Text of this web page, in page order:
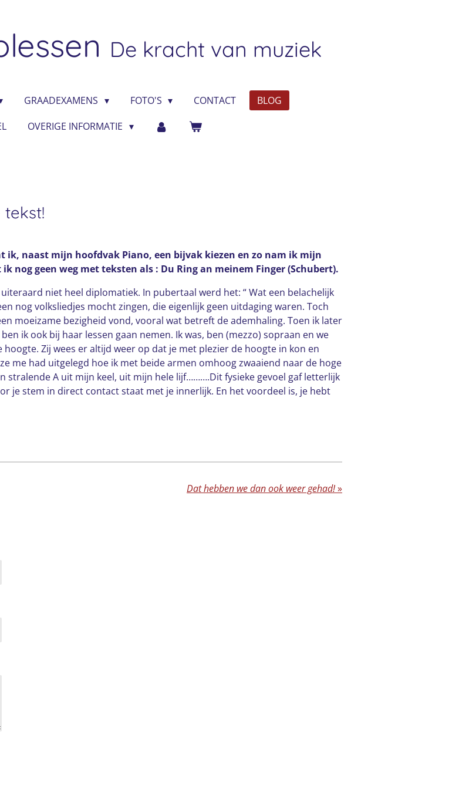
De kracht van muziek
GRAADEXAMENS FOTO'S CONTACT
BLOG
OVERIGE INFORMATIE
naast mijn hoofdvak Piano, een bijvak kiezen en zo nam ik mijn
nog geen weg met teksten als : Du Ring an meinem Finger (Schubert).
niet heel diplomatiek. In pubertaal werd het: “ Wat een belachelijk
nog volksliedjes mocht zingen, die eigenlijk geen uitdaging waren. Toch
moeizame bezigheid vond, vooral wat betreft de ademhaling. Toen ik later
ik ook bij haar lessen gaan nemen. Ik was, ben (mezzo) sopraan en we
Zij wees er altijd weer op dat je met plezier de hoogte in kon en
me had uitgelegd hoe ik met beide armen omhoog zwaaiend naar de hoge
stralende A uit mijn keel, uit mijn hele lijf……….Dit fysieke gevoel gaf letterlijk
je stem in direct contact staat met je innerlijk. En het voordeel is, je hebt
Dat hebben we dan ook weer gehad!»